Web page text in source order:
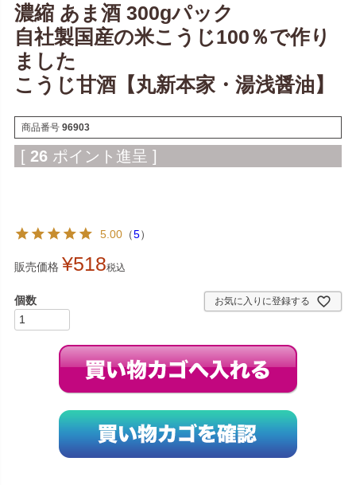
濃縮 あま酒 300gパック
自社製国産の米こうじ100％で作り
ました
こうじ甘酒【丸新本家・湯浅醤油】
商品番号 96903
[ 26 ポイント進呈 ]
5.00 （5）
販売価格 ¥518税込
お気に入りに登録する